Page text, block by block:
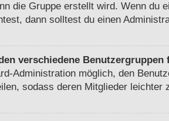
die Gruppe erstellt wird. Wenn du
dann solltest du einen
verschiedene
Administration möglich, den
sodass deren Mitglieder leichter